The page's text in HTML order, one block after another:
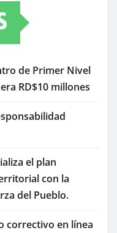
de Primer Nivel
RD$10 millones
el plan
con la
del Pueblo.
correctivo en línea